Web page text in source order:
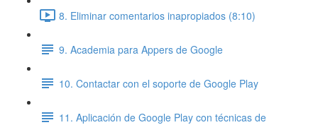
8. Eliminar comentarios inapropiados (8:10)
9. Academia para Appers de Google
10. Contactar con el soporte de Google Play
11. Aplicación de Google Play con técnicas de